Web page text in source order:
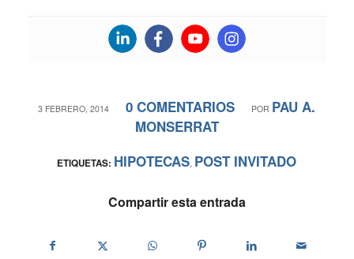
3 FEBRERO, 2014
/ 0 COMENTARIOS
/ POR PAU A.
MONSERRAT
ETIQUETAS: HIPOTECAS, POST INVITADO
Compartir esta entrada